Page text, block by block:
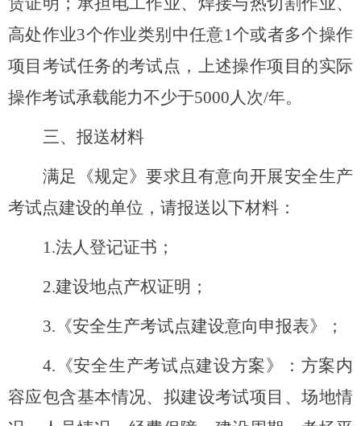
高处作业3个作业类别中任意1个或者多个操作
项目考试任务的考试点，上述操作项目的实际
操作考试承载能力不少于5000人次/年。
三、报送材料
满足《规定》要求且有意向开展安全生产
考试点建设的单位，请报送以下材料：
1.法人登记证书；
2.建设地点产权证明；
3.《安全生产考试点建设意向申报表》；
4.《安全生产考试点建设方案》 ： 方案内
容应包含基本情况、拟建设考试项目、场地情